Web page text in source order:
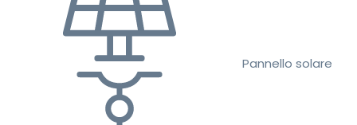
Pannello solare